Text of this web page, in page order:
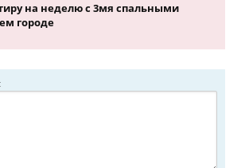
на неделю с 3мя спальными
городе